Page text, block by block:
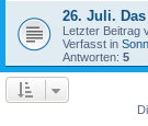
26. Juli.
Letzter Beitrag
Verfasst in
Antworten: 5